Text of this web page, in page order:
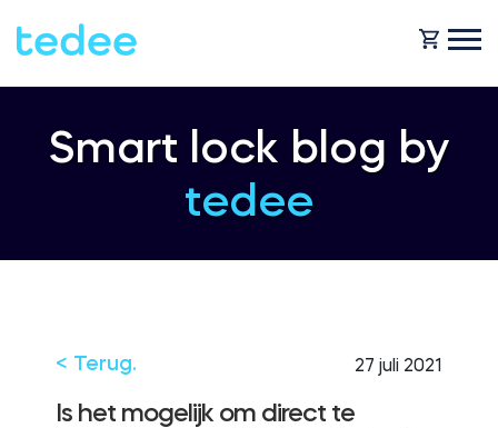
HOE HET WERKT?
Tedee GO
Smart lock blog by
tedee
< Terug. 27 juli 2021
Is het mogelijk om direct te